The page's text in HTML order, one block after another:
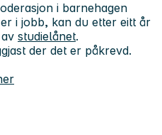
i barnehagen
i jobb, kan du etter eitt år
studielånet.
der det er påkrevd.